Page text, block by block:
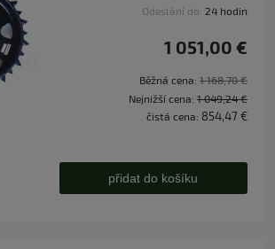
Odeslání do: 24 hodin
1 051,00 €
Běžná cena: 1 168,70 €
Nejnižší cena: 1 049,24 €
čistá cena: 854,47 €
přidat do košíku